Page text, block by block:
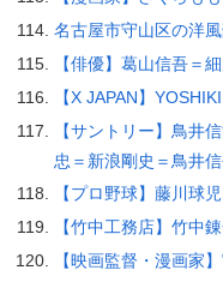
名古屋市守山区の洋
【俳優】葛山信吾＝
【X JAPAN】
【サントリー】鳥井
忠＝新浪剛史＝鳥井
【プロ野球】藤川球児
【竹中工務店】竹中
【映画監督・漫画家